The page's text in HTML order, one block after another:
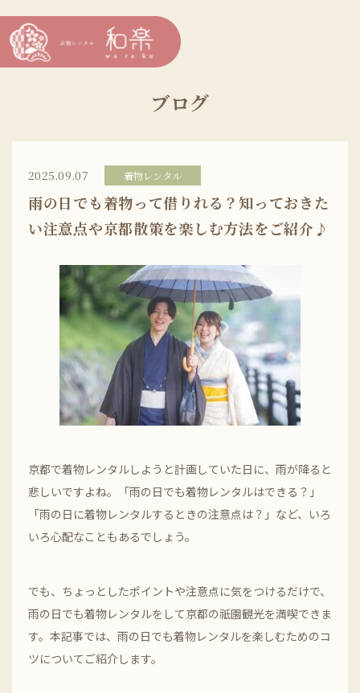
ブログ
2025.09.07 着物レンタル
雨の日でも着物って借りれる？知っておきた
い注意点や京都散策を楽しむ方法をご紹介♪
京都で着物レンタルしようと計画していた日に、雨が降ると
悲しいですよね。「雨の日でも着物レンタルはできる？」
「雨の日に着物レンタルするときの注意点は？」など、いろ
いろ心配なこともあるでしょう。
でも、ちょっとしたポイントや注意点に気をつけるだけで、
雨の日でも着物レンタルをして京都の祇園観光を満喫できま
す。本記事では、雨の日でも着物レンタルを楽しむためのコ
ツについてご紹介します。